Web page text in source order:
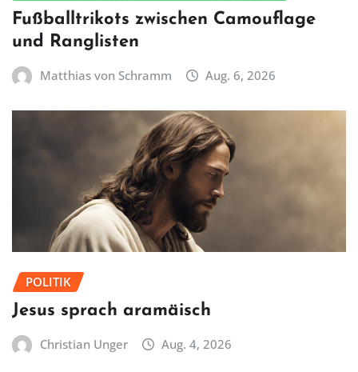
Fußballtrikots zwischen Camouflage
und Ranglisten
Matthias von Schramm Aug. 6, 2026
POLITIK
Jesus sprach aramäisch
Christian Unger Aug. 4, 2026